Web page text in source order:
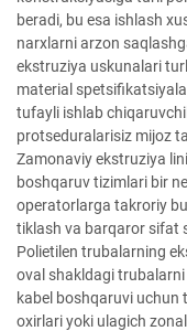
beradi, bu esa ishlash
narxlarni arzon
ekstruziya uskunalari
material
tufayli ishlab
protseduralarisiz mijoz
Zamonaviy ekstruziya
boshqaruv tizimlari bir
operatorlarga takroriy
tiklash va barqaror sifat
Polietilen trubalarning
oval shakldagi
kabel boshqaruvi uchun
oxirlari yoki ulagich